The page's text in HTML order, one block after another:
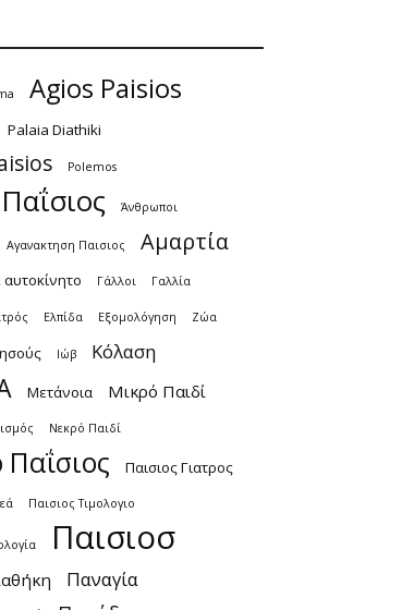
Agios Paisios
Palaia Diathiki
Polemos
Άνθρωποι
Αγανακτηση Παισιος Αμαρτία
Γάλλοι Γαλλία
Ελπίδα Εξομολόγηση Ζώα
Ιώβ Κόλαση
Μετάνοια Μικρό Παιδί
Νεκρό Παιδί
Παισιος Γιατρος
Παισιος Τιμολογιο
Παισιοσ
Παναγία